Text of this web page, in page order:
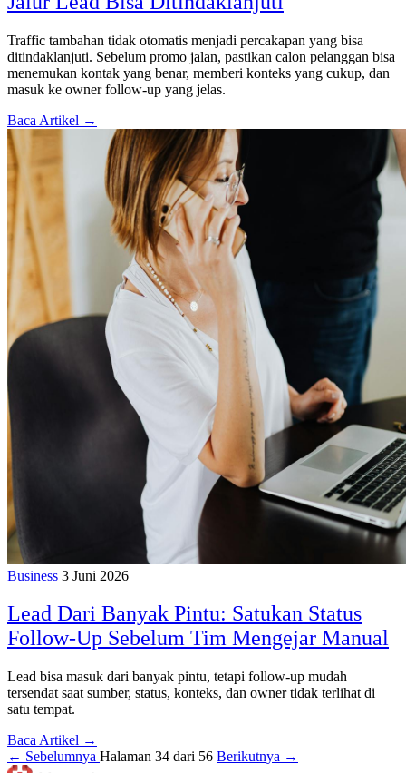
Traffic tambahan tidak otomatis menjadi percakapan yang bisa
ditindaklanjuti. Sebelum promo jalan, pastikan calon pelanggan bisa
menemukan kontak yang benar, memberi konteks yang cukup, dan
masuk ke owner follow-up yang jelas.
Baca Artikel →
Business 3 Juni 2026
Lead Dari Banyak Pintu: Satukan Status
Follow-Up Sebelum Tim Mengejar Manual
Lead bisa masuk dari banyak pintu, tetapi follow-up mudah
tersendat saat sumber, status, konteks, dan owner tidak terlihat di
satu tempat.
Baca Artikel →
← Sebelumnya Halaman 34 dari 56 Berikutnya →